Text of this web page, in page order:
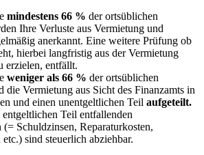
mindestens 66 % der ortsüblichen
Ihre Verluste aus Vermietung und
anerkannt. Eine weitere Prüfung ob
hierbei langfristig aus der Vermietung
erzielen, entfällt.
weniger als 66 % der ortsüblichen
die Vermietung aus Sicht des Finanzamts in
und einen unentgeltlichen Teil aufgeteilt.
entgeltlichen Teil entfallenden
(= Schuldzinsen, Reparaturkosten,
sind steuerlich abziehbar.